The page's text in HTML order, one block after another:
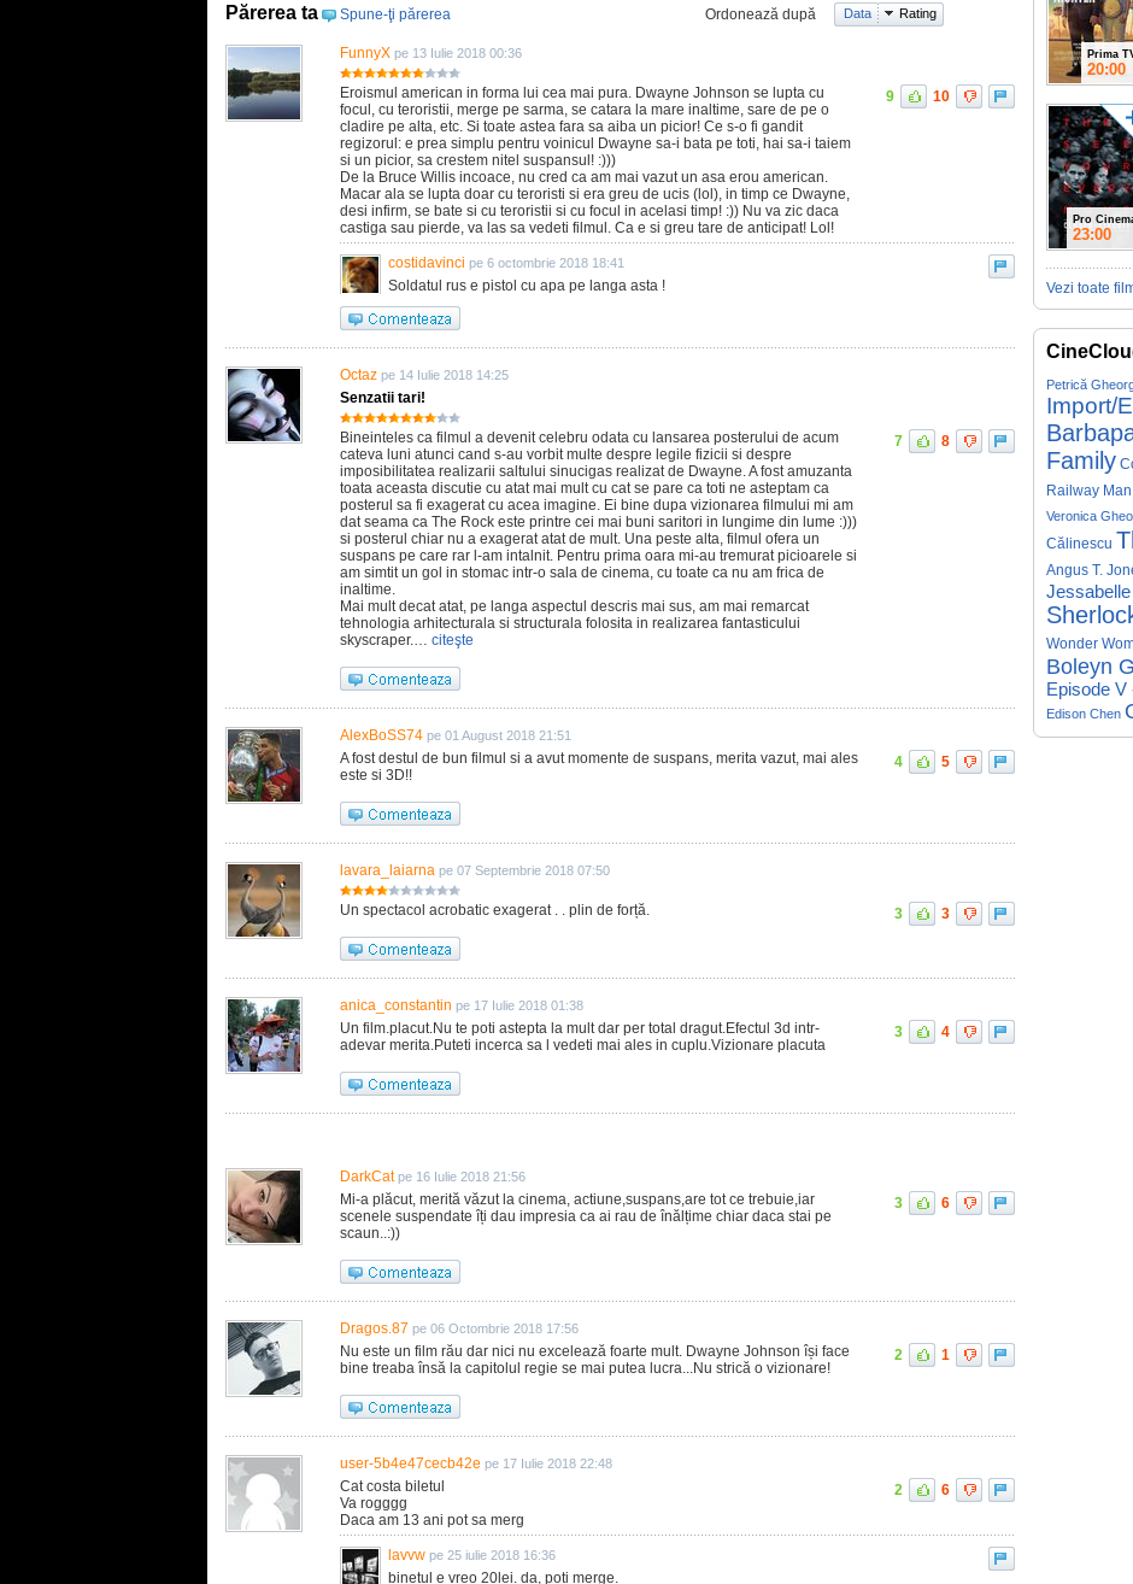
Părerea ta Spune-ţi părerea Ordonează după Data Rating
FunnyX pe 13 Iulie 2018 00:36
Eroismul american in forma lui cea mai pura. Dwayne Johnson se lupta cu
focul, cu teroristii, merge pe sarma, se catara la mare inaltime, sare de pe o
cladire pe alta, etc. Si toate astea fara sa aiba un picior! Ce s-o fi gandit
regizorul: e prea simplu pentru voinicul Dwayne sa-i bata pe toti, hai sa-i taiem
si un picior, sa crestem nitel suspansul! :)))
De la Bruce Willis incoace, nu cred ca am mai vazut un asa erou american.
Macar ala se lupta doar cu teroristi si era greu de ucis (lol), in timp ce Dwayne,
desi infirm, se bate si cu teroristii si cu focul in acelasi timp! :)) Nu va zic daca
castiga sau pierde, va las sa vedeti filmul. Ca e si greu tare de anticipat! Lol!
9 10
costidavinci pe 6 octombrie 2018 18:41
Soldatul rus e pistol cu apa pe langa asta !
Octaz pe 14 Iulie 2018 14:25
Senzatii tari!
Bineinteles ca filmul a devenit celebru odata cu lansarea posterului de acum
cateva luni atunci cand s-au vorbit multe despre legile fizicii si despre
imposibilitatea realizarii saltului sinucigas realizat de Dwayne. A fost amuzanta
toata aceasta discutie cu atat mai mult cu cat se pare ca toti ne asteptam ca
posterul sa fi exagerat cu acea imagine. Ei bine dupa vizionarea filmului mi am
dat seama ca The Rock este printre cei mai buni saritori in lungime din lume :)))
si posterul chiar nu a exagerat atat de mult. Una peste alta, filmul ofera un
suspans pe care rar l-am intalnit. Pentru prima oara mi-au tremurat picioarele si
am simtit un gol in stomac intr-o sala de cinema, cu toate ca nu am frica de
inaltime.
Mai mult decat atat, pe langa aspectul descris mai sus, am mai remarcat
tehnologia arhitecturala si structurala folosita in realizarea fantasticului
skyscraper.… citeşte
7 8
AlexBoSS74 pe 01 August 2018 21:51
A fost destul de bun filmul si a avut momente de suspans, merita vazut, mai ales
este si 3D!!
4 5
lavara_laiarna pe 07 Septembrie 2018 07:50
Un spectacol acrobatic exagerat . . plin de forță. 3 3
anica_constantin pe 17 Iulie 2018 01:38
Un film.placut.Nu te poti astepta la mult dar per total dragut.Efectul 3d intr-
adevar merita.Puteti incerca sa l vedeti mai ales in cuplu.Vizionare placuta
3 4
DarkCat pe 16 Iulie 2018 21:56
Mi-a plăcut, merită văzut la cinema, actiune,suspans,are tot ce trebuie,iar
scenele suspendate îți dau impresia ca ai rau de înălțime chiar daca stai pe
scaun..:))
3 6
Dragos.87 pe 06 Octombrie 2018 17:56
Nu este un film rău dar nici nu excelează foarte mult. Dwayne Johnson își face
bine treaba însă la capitolul regie se mai putea lucra...Nu strică o vizionare!
2 1
user-5b4e47cecb42e pe 17 Iulie 2018 22:48
Cat costa biletul
Va rogggg
Daca am 13 ani pot sa merg
2 6
lavvw pe 25 iulie 2018 16:36
binetul e vreo 20lei. da, poti merge.
Prima
20:00
Pro
23:00
Vezi toate
Petrică
Import/
Family
Railway Man
Veronica
Călinescu
Angus T.
Jessabelle
Wonder
Boleyn
Episode
Edison Chen